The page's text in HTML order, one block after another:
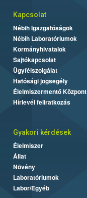
Kapcsolat
Nébih Igazgatóságok
Nébih Laboratóriumok
Kormányhivatalok
Sajtókapcsolat
Ügyfélszolgálat
Hatósági jogsegély
Élelmiszermentő Központ
Hírlevél feliratkozás
Gyakori kérdések
Élelmiszer
Állat
Növény
Laboratóriumok
Labor/Egyéb